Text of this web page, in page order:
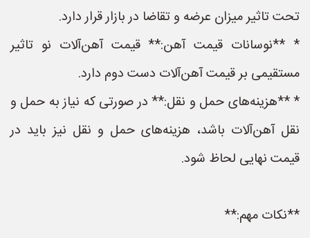
تحت تاثیر میزان عرضه و تقاضا در بازار قرار دارد.
* **نوسانات قیمت آهن:** قیمت آهن‌آلات نو تاثیر
مستقیمی بر قیمت آهن‌آلات دست دوم دارد.
* **هزینه‌های حمل و نقل:** در صورتی که نیاز به حمل و
نقل آهن‌آلات باشد، هزینه‌های حمل و نقل نیز باید در
قیمت نهایی لحاظ شود.
**نکات مهم:**